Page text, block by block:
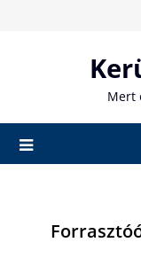
Mert